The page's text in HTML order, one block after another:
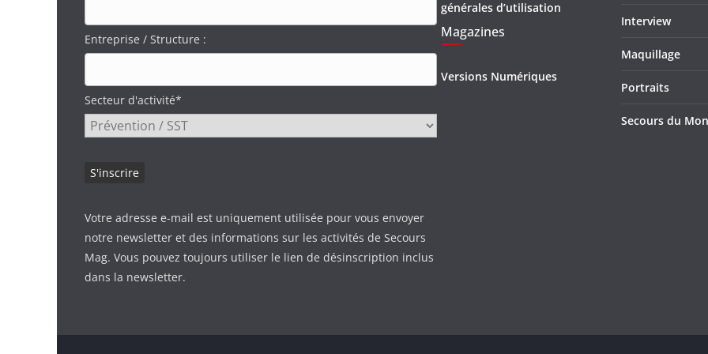
Entreprise / Structure :
Secteur d'activité*
Votre adresse e-mail est uniquement utilisée pour vous envoyer
notre newsletter et des informations sur les activités de Secours
Mag. Vous pouvez toujours utiliser le lien de désinscription inclus
dans la newsletter.
générales d’utilisation
Magazines
Versions Numériques
Interview
Maquillage
Portraits
Secours du